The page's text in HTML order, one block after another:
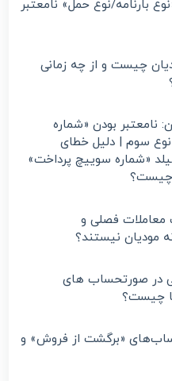
فیلد «نوع بارنامه/نوع حمل» نامعتبر
چیست و از چه زمانی
مودیان: نامعتبر بودن «شماره
سوم | دلیل خطای
فیلد «شماره سوییچ پرداخت»
فصلی و
مودیان نیستند؟
در صورتحساب های
چیست؟
«برگشت از فروش» و